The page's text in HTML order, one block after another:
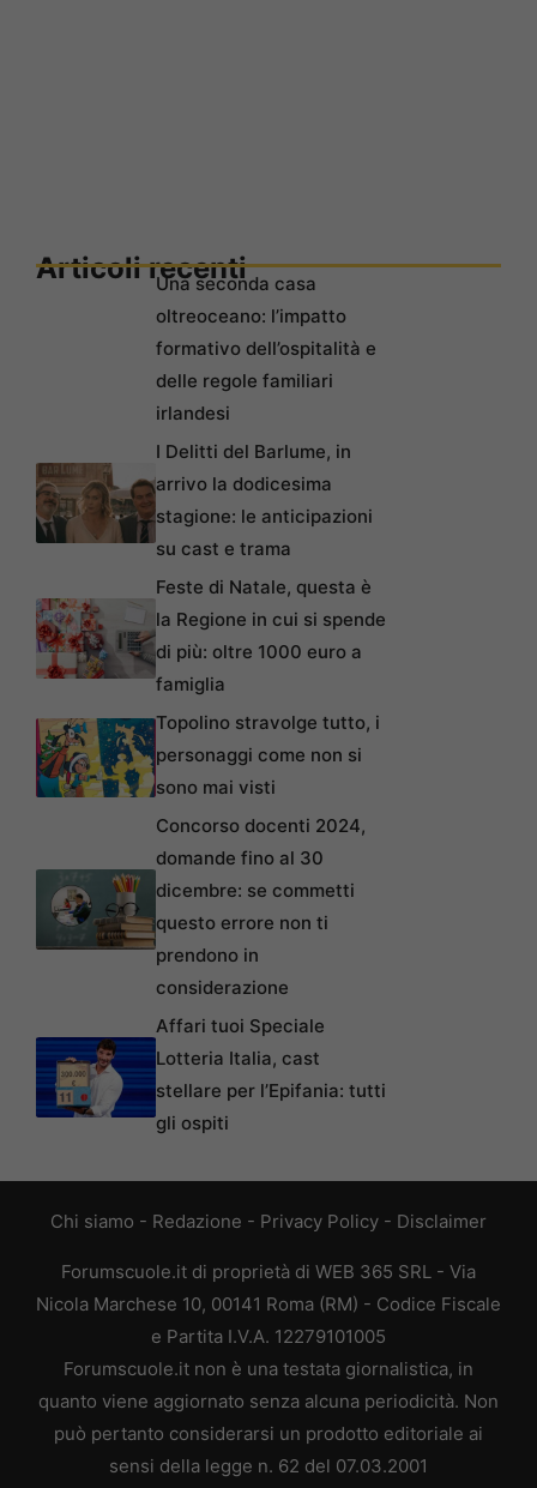
Articoli recenti
Una seconda casa
oltreoceano: l’impatto
formativo dell’ospitalità e
delle regole familiari
irlandesi
I Delitti del Barlume, in
arrivo la dodicesima
stagione: le anticipazioni
su cast e trama
Feste di Natale, questa è
la Regione in cui si spende
di più: oltre 1000 euro a
famiglia
Topolino stravolge tutto, i
personaggi come non si
sono mai visti
Concorso docenti 2024,
domande fino al 30
dicembre: se commetti
questo errore non ti
prendono in
considerazione
Affari tuoi Speciale
Lotteria Italia, cast
stellare per l’Epifania: tutti
gli ospiti
Chi siamo - Redazione - Privacy Policy - Disclaimer
Forumscuole.it di proprietà di WEB 365 SRL - Via
Nicola Marchese 10, 00141 Roma (RM) - Codice Fiscale
e Partita I.V.A. 12279101005
Forumscuole.it non è una testata giornalistica, in
quanto viene aggiornato senza alcuna periodicità. Non
può pertanto considerarsi un prodotto editoriale ai
sensi della legge n. 62 del 07.03.2001